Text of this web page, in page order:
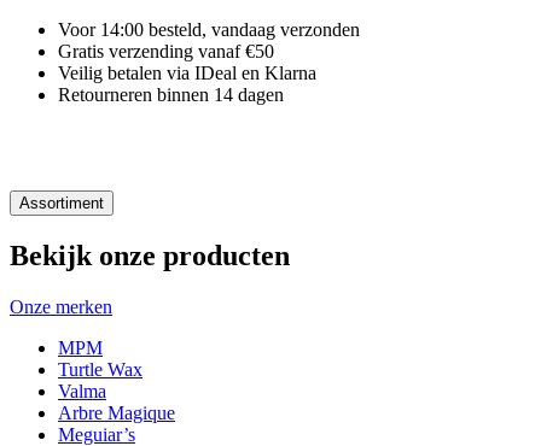
Voor 14:00 besteld, vandaag verzonden
Gratis verzending vanaf €50
Veilig betalen via IDeal en Klarna
Retourneren binnen 14 dagen
Assortiment
Bekijk onze producten
Onze merken
MPM
Turtle Wax
Valma
Arbre Magique
Meguiar’s